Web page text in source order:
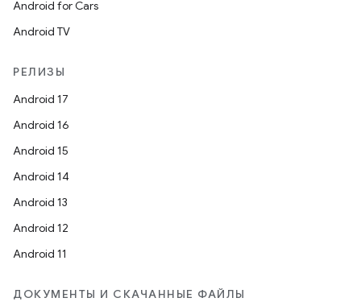
Android for Cars
Android TV
РЕЛИЗЫ
Android 17
Android 16
Android 15
Android 14
Android 13
Android 12
Android 11
ДОКУМЕНТЫ И СКАЧАННЫЕ ФАЙЛЫ